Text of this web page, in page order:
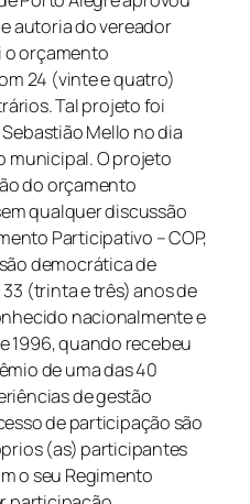
autoria do vereador
o orçamento
24 (vinte e quatro)
Tal projeto foi
Mello no dia
municipal.O projeto
do orçamento
qualquer discussão
Participativo – COP,
democrática de
(trinta e três) anos de
nacionalmente e
1996, quando recebeu
de uma das 40
de gestão
de participação são
(as) participantes
o seu Regimento